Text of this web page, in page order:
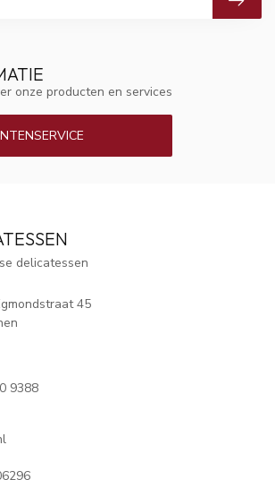
onze producten en services
delicatessen
45
9388